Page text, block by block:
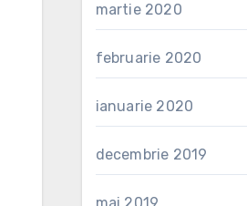
martie 2020
februarie 2020
ianuarie 2020
decembrie 2019